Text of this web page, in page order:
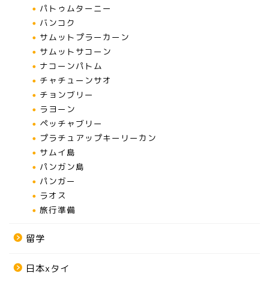
パトゥムターニー
バンコク
サムットプラーカーン
サムットサコーン
ナコーンパトム
チャチューンサオ
チョンブリー
ラヨーン
ペッチャブリー
プラチュアップキーリーカン
サムイ島
パンガン島
パンガー
ラオス
旅行準備
留学
日本xタイ